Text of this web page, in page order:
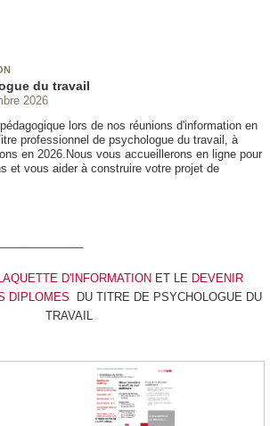
du travail
2026
lors de nos réunions d'information en
professionnel de psychologue du travail, à
en 2026.Nous vous accueillerons en ligne pour
et vous aider à construire votre projet de
D'INFORMATION ET LE DEVENIR
DIPLOMES
DU TITRE DE PSYCHOLOGUE DU
TRAVAIL